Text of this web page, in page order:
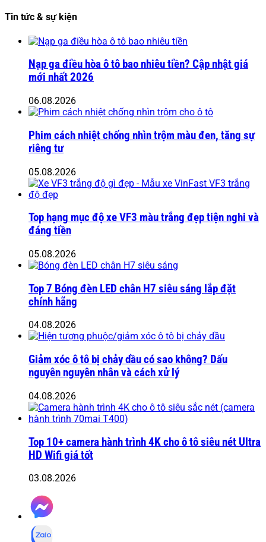
Tin tức & sự kiện
Nạp ga điều hòa ô tô bao nhiêu tiền? Cập nhật giá
mới nhất 2026
06.08.2026
Phim cách nhiệt chống nhìn trộm màu đen, tăng sự
riêng tư
05.08.2026
Top hạng mục độ xe VF3 màu trắng đẹp tiện nghi và
đáng tiền
05.08.2026
Top 7 Bóng đèn LED chân H7 siêu sáng lắp đặt
chính hãng
04.08.2026
Giảm xóc ô tô bị chảy dầu có sao không? Dấu
nguyên nguyên nhân và cách xử lý
04.08.2026
Top 10+ camera hành trình 4K cho ô tô siêu nét Ultra
HD Wifi giá tốt
03.08.2026